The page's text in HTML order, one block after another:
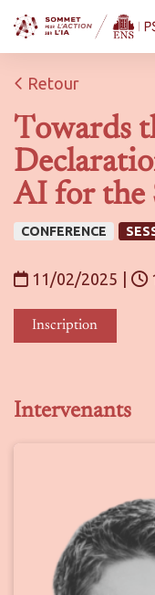
Retour
Towards
AI for the
CONFERENCE
11/02/2025
Inscription
Intervenants